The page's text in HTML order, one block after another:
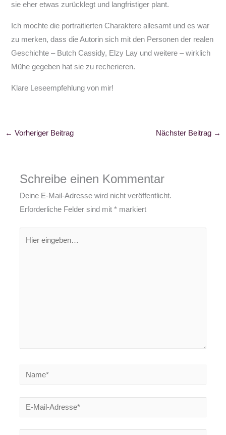
sie eher etwas zurücklegt und langfristiger plant.
Ich mochte die portraitierten Charaktere allesamt und es war
zu merken, dass die Autorin sich mit den Personen der realen
Geschichte – Butch Cassidy, Elzy Lay und weitere – wirklich
Mühe gegeben hat sie zu recherieren.
Klare Leseempfehlung von mir!
← Vorheriger Beitrag Nächster Beitrag →
Schreibe einen Kommentar
Deine E-Mail-Adresse wird nicht veröffentlicht.
Erforderliche Felder sind mit* markiert
Name*
E-
Mail-
Adresse*